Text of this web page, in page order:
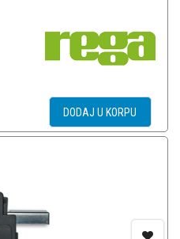
DODAJ U KORPU